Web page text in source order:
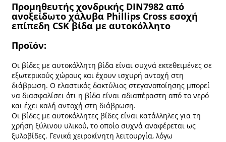
Προμηθευτής χονδρικής DIN7982 από
ανοξείδωτο χάλυβα Phillips Cross εσοχή
επίπεδη CSK βίδα με αυτοκόλλητο
Προϊόν:
Οι βίδες με αυτοκόλλητη βίδα είναι συχνά εκτεθειμένες σε
εξωτερικούς χώρους και έχουν ισχυρή αντοχή στη
διάβρωση. Ο ελαστικός δακτύλιος στεγανοποίησης μπορεί
να διασφαλίσει ότι η βίδα είναι αδιαπέραστη από το νερό
και έχει καλή αντοχή στη διάβρωση.
Οι βίδες με αυτοκόλλητες βίδες είναι κατάλληλες για τη
χρήση ξύλινου υλικού, το οποίο συχνά αναφέρεται ως
ξυλοβίδες. Γενικά χειροκίνητη λειτουργία, λόγω